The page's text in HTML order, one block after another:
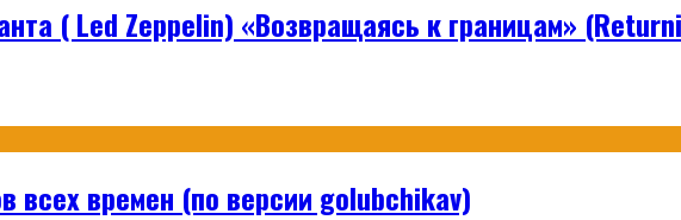
( Led Zeppelin) «Возвращаясь к границам»
всех времен (по версии golubchikav)